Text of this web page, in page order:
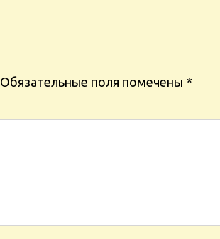
Обязательные поля помечены *